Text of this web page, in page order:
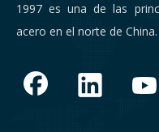
1997 es una de las
acero en el norte de China.